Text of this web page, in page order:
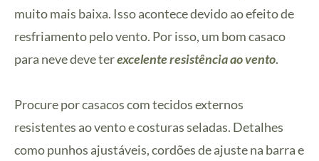
muito mais baixa. Isso acontece devido ao efeito de
resfriamento pelo vento. Por isso, um bom casaco
para neve deve terexcelente resistência ao vento.
Procure por casacos com tecidos externos
resistentes ao vento e costuras seladas. Detalhes
como punhos ajustáveis, cordões de ajuste na barra e